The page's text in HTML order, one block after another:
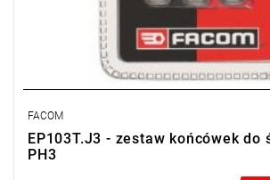
FACOM
EP103T.J3 - zestaw końcówek do
PH3